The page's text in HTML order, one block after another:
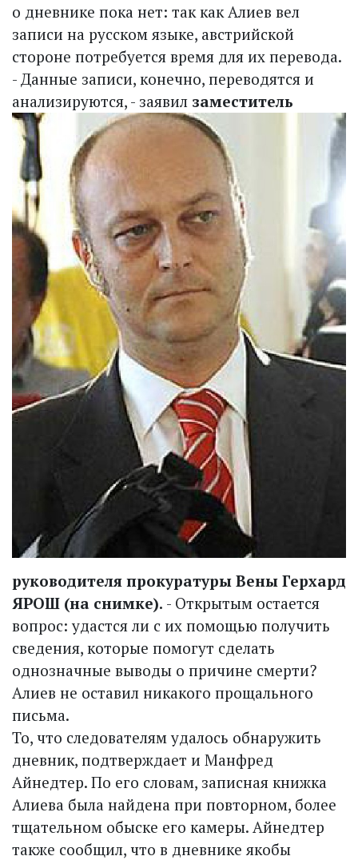
о дневнике пока нет: так как Алиев вел
записи на русском языке, австрийской
стороне потребуется время для их перевода.
- Данные записи, конечно, переводятся и
анализируются, - заявил заместитель
руководителя прокуратуры Вены Герхард
ЯРОШ (на снимке). - Открытым остается
вопрос: удастся ли с их помощью получить
сведения, которые помогут сделать
однозначные выводы о причине смерти?
Алиев не оставил никакого прощального
письма.
То, что следователям удалось обнаружить
дневник, подтверждает и Манфред
Айнедтер. По его словам, записная книжка
Алиева была найдена при повторном, более
тщательном обыске его камеры. Айнедтер
также сообщил, что в дневнике якобы